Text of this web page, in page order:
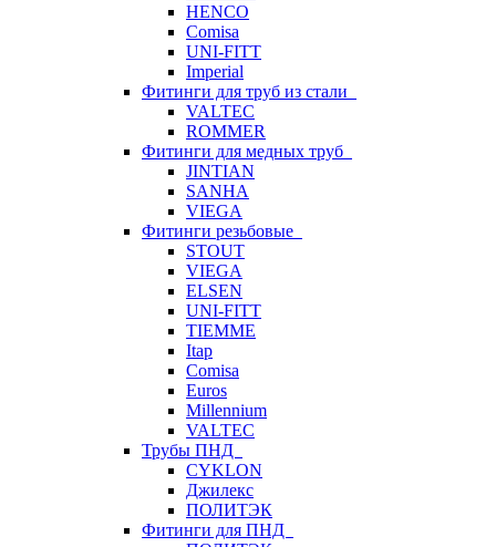
HENCO
Comisa
UNI-FITT
Imperial
Фитинги для труб из стали
VALTEC
ROMMER
Фитинги для медных труб
JINTIAN
SANHA
VIEGA
Фитинги резьбовые
STOUT
VIEGA
ELSEN
UNI-FITT
TIEMME
Itap
Comisa
Euros
Millennium
VALTEC
Трубы ПНД
CYKLON
Джилекс
ПОЛИТЭК
Фитинги для ПНД